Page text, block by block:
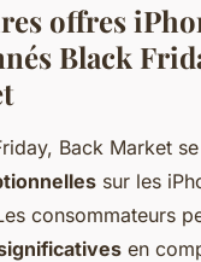
offres
Black
Back Market
sur les
consommateurs
en